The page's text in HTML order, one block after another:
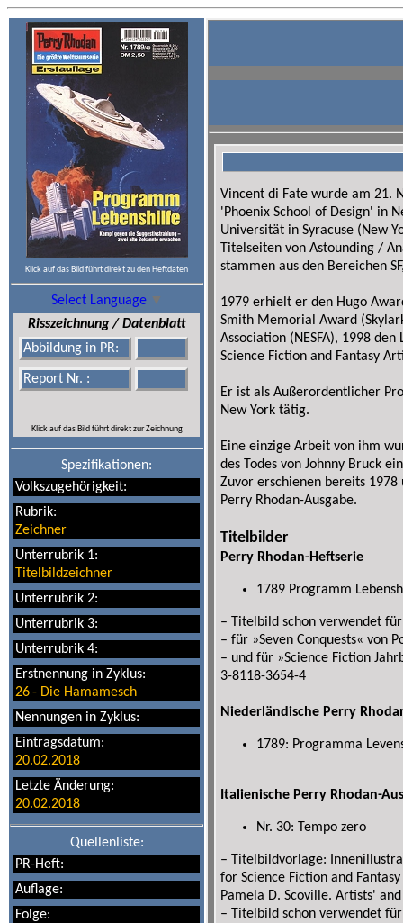
Klick auf das Bild führt direkt zu den Heftdaten
Select Language ▼
Risszeichnung / Datenblatt
Abbildung in PR:
Report Nr. :
Klick auf das Bild führt direkt zur Zeichnung
Spezifikationen:
Volkszugehörigkeit:
Rubrik:
Zeichner
Unterrubrik 1:
Titelbildzeichner
Unterrubrik 2:
Unterrubrik 3:
Unterrubrik 4:
Erstnennung in Zyklus:
26- Die Hamamesch
Nennungen in Zyklus:
Eintragsdatum:
20.02.2018
Letzte Änderung:
20.02.2018
Quellenliste:
PR-Heft:
Auflage:
Folge:
Vincent di Fate wurde am 21.
'Phoenix School of Design' in
Universität in Syracuse (New
Titelseiten von Astounding /
stammen aus den Bereichen
1979 erhielt er den Hugo
Smith Memorial Award
Association (NESFA), 1998
Science Fiction and Fantasy
Er ist als Außerordentlicher
New York tätig.
Eine einzige Arbeit von ihm
des Todes von Johnny Bruck
Zuvor erschienen bereits
Perry Rhodan-Ausgabe.
Titelbilder
Perry Rhodan-Heftserie
1789 Programm
– Titelbild schon verwendet
– für »Seven Conquests« von
– und für »Science Fiction
3-8118-3654-4
Niederländische Perry
1789: Programma
Italienische Perry Rhodan-
Nr. 30: Tempo zero
– Titelbildvorlage:
for Science Fiction and
Pamela D. Scoville. Artists'
– Titelbild schon verwendet